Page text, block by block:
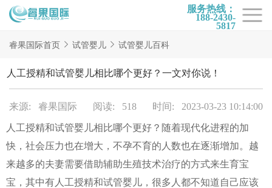
服务热线：
188-2430-
5817
首页
试管项目
试管百科
试管医院
睿果国际
睿果国际首页 试管婴儿 试管婴儿百科
人工授精和试管婴儿相比哪个更好？一文对你说！
来源: 睿果国际 阅读: 518 时间: 2023-03-23 10:14:00
人工授精和试管婴儿相比哪个更好？随着现代化进程的加
快，社会压力也在增大，不孕不育的人数也在逐渐增加。越
来越多的夫妻需要借助辅助生殖技术治疗的方式来生育宝
宝，其中有人工授精和试管婴儿，很多人都不知道自己应该